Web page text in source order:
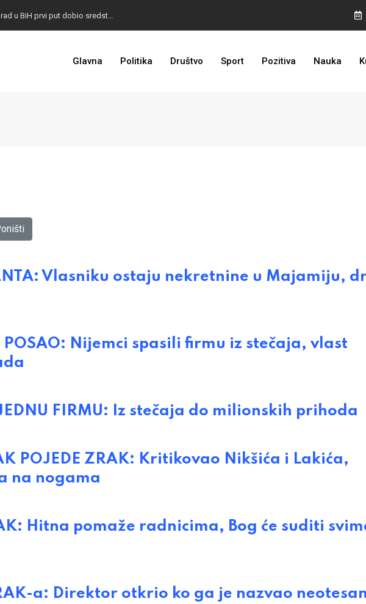
Glavna Politika Društvo Sport Pozitiva Nauka
Vlasniku ostaju nekretnine u Majamiju,
POSAO: Nijemci spasili firmu iz stečaja, vlast
JEDNU FIRMU: Iz stečaja do milionskih prihoda
POJEDE ZRAK: Kritikovao Nikšića i Lakića,
na nogama
Hitna pomaže radnicima, Bog će suditi
a: Direktor otkrio ko ga je nazvao